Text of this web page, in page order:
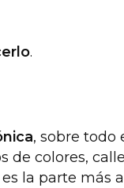
.
, sobre todo
de colores,
la parte más